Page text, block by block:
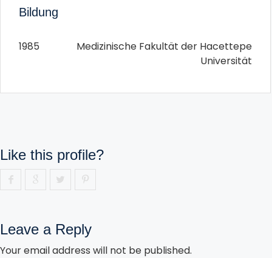
Bildung
1985
Medizinische Fakultät der Hacettepe
Universität
Like this profile?
Leave a Reply
Your email address will not be published.